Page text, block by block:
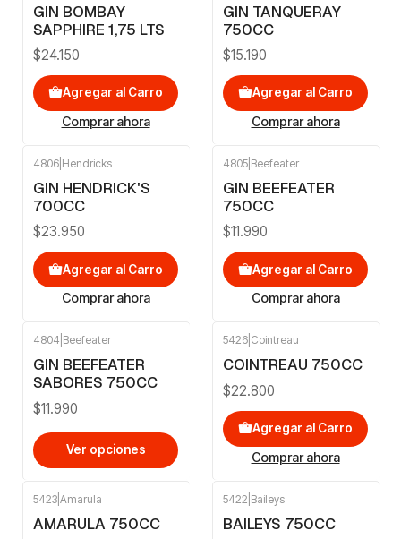
GIN BOMBAY
SAPPHIRE 1,75 LTS
$24.150
Agregar al Carro
Comprar ahora
GIN TANQUERAY
750CC
$15.190
Agregar al Carro
Comprar ahora
4806 Hendricks
GIN HENDRICK'S
700CC
$23.950
Agregar al Carro
Comprar ahora
4805 Beefeater
GIN BEEFEATER
750CC
$11.990
Agregar al Carro
Comprar ahora
4804 Beefeater
GIN BEEFEATER
SABORES 750CC
$11.990
Ver opciones
5426 Cointreau
COINTREAU 750CC
$22.800
Agregar al Carro
Comprar ahora
5423 Amarula
AMARULA 750CC
5422 Baileys
BAILEYS 750CC